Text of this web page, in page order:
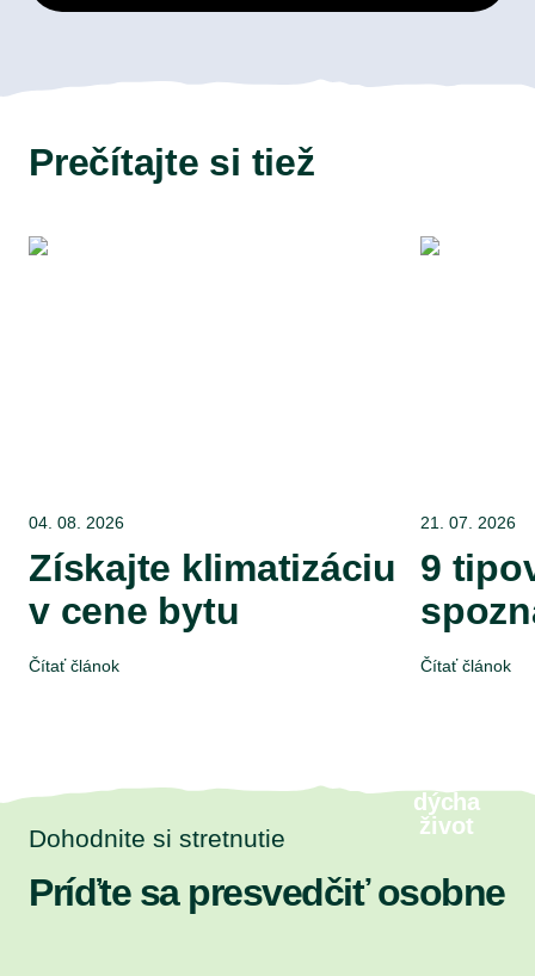
Prečítajte si tiež
04. 08. 2026
Získajte klimatizáciu
v cene bytu
Čítať článok
21. 07. 2026
9
Čítať článok
Dohodnite si stretnutie
Príďte sa presvedčiť osobne
dýcha
život